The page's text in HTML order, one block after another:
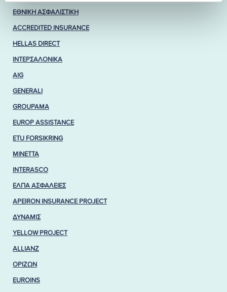
ΕΘΝΙΚΗ ΑΣΦΑΛΙΣΤΙΚΗ
ACCREDITED INSURANCE
HELLAS DIRECT
ΙΝΤΕΡΣΑΛΟΝΙΚΑ
AIG
GENERALI
GROUPAMA
EUROP ASSISTANCE
ETU FORSIKRING
MINETTA
INTERASCO
ΕΛΠΑ ΑΣΦΑΛΕΙΕΣ
APEIRON INSURANCE PROJECT
ΔΥΝΑΜΙΣ
YELLOW PROJECT
ALLIANZ
ΟΡΙΖΩΝ
EUROINS